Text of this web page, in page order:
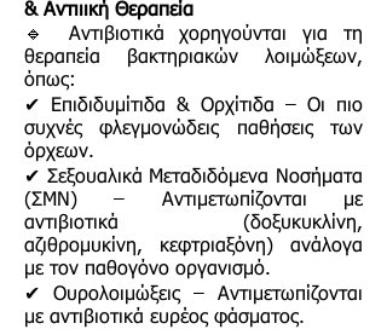
& Αντιιική Θεραπεία
🔹 Αντιβιοτικά χορηγούνται για τη
θεραπεία βακτηριακών λοιμώξεων,
όπως:
✔ Επιδιδυμίτιδα & Ορχίτιδα – Οι πιο
συχνές φλεγμονώδεις παθήσεις των
όρχεων.
✔ Σεξουαλικά Μεταδιδόμενα Νοσήματα
(ΣΜΝ) – Αντιμετωπίζονται με
αντιβιοτικά (δοξυκυκλίνη,
αζιθρομυκίνη, κεφτριαξόνη) ανάλογα
με τον παθογόνο οργανισμό.
✔ Ουρολοιμώξεις – Αντιμετωπίζονται
με αντιβιοτικά ευρέος φάσματος.